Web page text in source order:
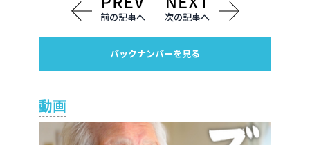
前の記事へ 次の記事へ
バックナンバーを見る
動画